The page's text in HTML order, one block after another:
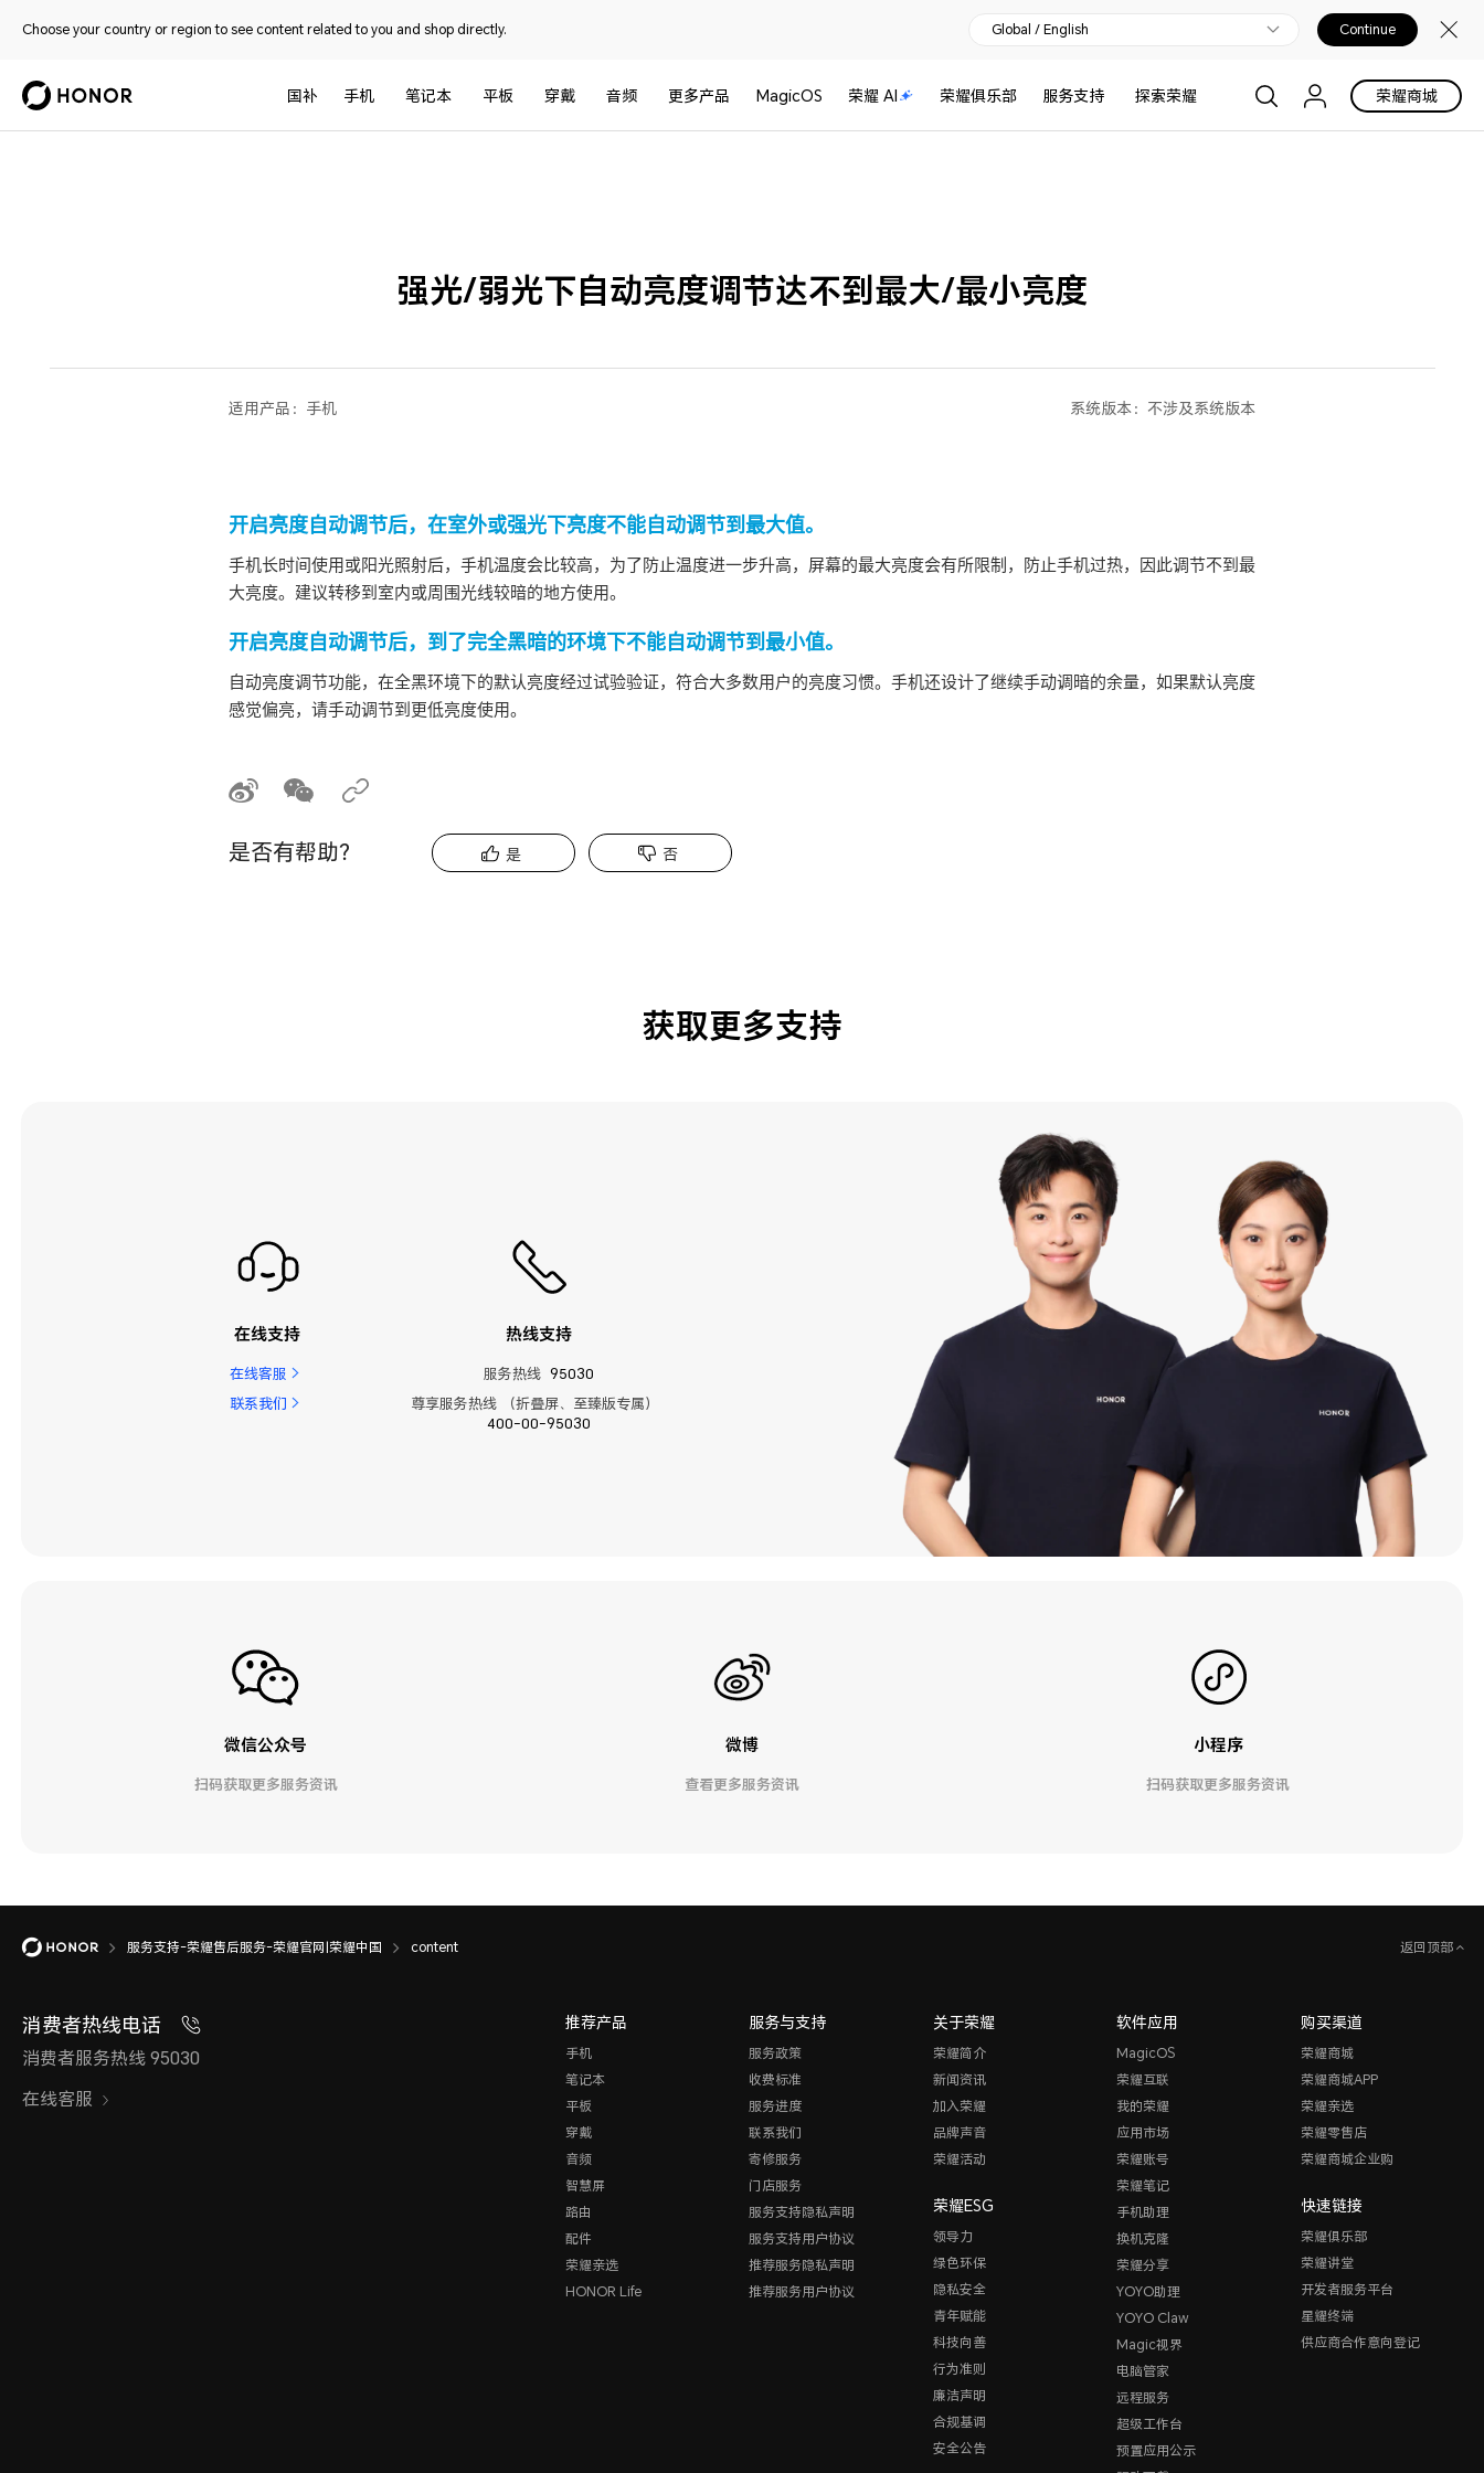
Choose your country or region to see content related to you and shop directly. Global / English Continue
国补 手机 笔记本 平板 穿戴 音频 更多产品 MagicOS 荣耀 AI 荣耀俱乐部 服务支持 探索荣耀 荣耀商城
强光/弱光下自动亮度调节达不到最大/最小亮度
适用产品： 手机 系统版本： 不涉及系统版本
开启亮度自动调节后，在室外或强光下亮度不能自动调节到最大值。
手机长时间使用或阳光照射后，手机温度会比较高，为了防止温度进一步升高，屏幕的最大亮度会有所限制，防止手机过热，因此调节不到最
大亮度。建议转移到室内或周围光线较暗的地方使用。
开启亮度自动调节后，到了完全黑暗的环境下不能自动调节到最小值。
自动亮度调节功能，在全黑环境下的默认亮度经过试验验证，符合大多数用户的亮度习惯。手机还设计了继续手动调暗的余量，如果默认亮度
感觉偏亮，请手动调节到更低亮度使用。
是否有帮助？ 是 否
获取更多支持
在线支持
在线客服
联系我们
热线支持
服务热线 95030
尊享服务热线 （折叠屏、至臻版专属）
400-00-95030
微信公众号
扫码获取更多服务资讯
微博
查看更多服务资讯
小程序
扫码获取更多服务资讯
服务支持-荣耀售后服务-荣耀官网|荣耀中国 content 返回顶部
消费者热线电话
消费者服务热线 95030
在线客服
推荐产品
手机
笔记本
平板
穿戴
音频
智慧屏
路由
配件
荣耀亲选
HONOR Life
服务与支持
服务政策
收费标准
服务进度
联系我们
寄修服务
门店服务
服务支持隐私声明
服务支持用户协议
推荐服务隐私声明
推荐服务用户协议
关于荣耀
荣耀简介
新闻资讯
加入荣耀
品牌声音
荣耀活动
荣耀ESG
领导力
绿色环保
隐私安全
青年赋能
科技向善
行为准则
廉洁声明
合规基调
安全公告
软件应用
MagicOS
荣耀互联
我的荣耀
应用市场
荣耀账号
荣耀笔记
手机助理
换机克隆
荣耀分享
YOYO助理
YOYO Claw
Magic视界
电脑管家
远程服务
超级工作台
预置应用公示
购买渠道
荣耀商城
荣耀商城APP
荣耀亲选
荣耀零售店
荣耀商城企业购
快速链接
荣耀俱乐部
荣耀讲堂
开发者服务平台
星耀终端
供应商合作意向登记